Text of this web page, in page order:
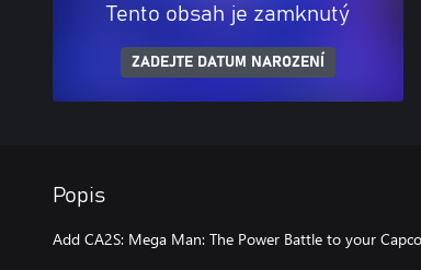
Tento obsah je zamknutý
ZADEJTE DATUM NAROZENÍ
Popis
Add CA2S: Mega Man: The Power Battle to your